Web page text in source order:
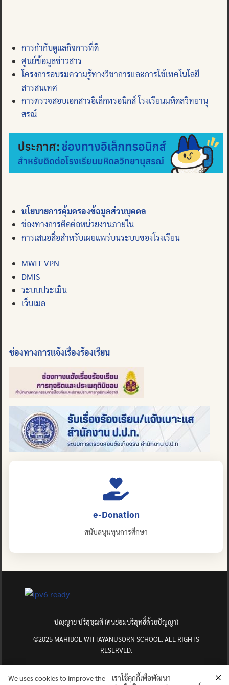
การกำกับดูแลกิจการที่ดี
ศูนย์ข้อมูลข่าวสาร
โครงการอบรมความรู้ทางวิชาการและการใช้เทคโนโลยี
สารสนเทศ
การตรวจสอบเอกสารอิเล็กทรอนิกส์ โรงเรียนมหิดลวิทยานุ
สรณ์
นโยบายการคุ้มครองข้อมูลส่วนบุคคล
ช่องทางการติดต่อหน่วยงานภายใน
การเสนอสื่อสำหรับเผยแพร่บนระบบของโรงเรียน
MWIT VPN
DMIS
ระบบประเมิน
เว็บเมล
ช่องทางการแจ้งเรื่องร้องเรียน
e-Donation
สนับสนุนทุนการศึกษา
ปญฺญาย ปริสุชฺฌติ (คนย่อมบริสุทธิ์ด้วยปัญญา)
©2025 MAHIDOL WITTAYANUSORN SCHOOL. ALL RIGHTS
RESERVED.
We uses cookies to improve the
เราใช้คุกกี้เพื่อพัฒนา